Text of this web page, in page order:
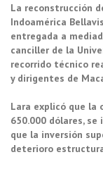
La reconstrucción
Indoamérica
entregada a
canciller de la
recorrido técnico
y dirigentes de
Lara explicó que la
650.000 dólares,
que la inversión
deterioro